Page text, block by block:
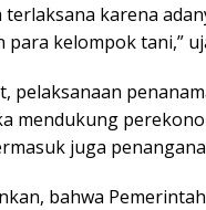
terlaksana karena
kelompok tani,”
pelaksanaan
mendukung
juga
bahwa